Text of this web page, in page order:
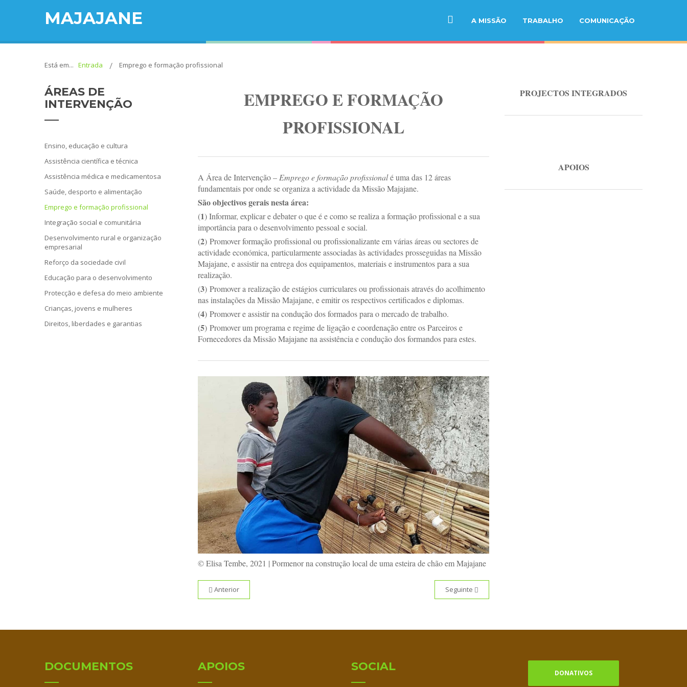
MAJAJANE A MISSÃO TRABALHO COMUNICAÇÃO
Está em... Entrada Emprego e formação profissional
EMPREGO E FORMAÇÃO
PROFISSIONAL
A Área de Intervenção – Emprego e formação profissionalé uma das 12 áreas
fundamentais por onde se organiza a actividade da Missão Majajane.
São objectivos gerais nesta área:
(1) Informar, explicar e debater o que é e como se realiza a formação profissional e a sua
importância para o desenvolvimento pessoal e social.
(2) Promover formação profissional ou profissionalizante em várias áreas ou sectores de
actividade económica, particularmente associadas às actividades prosseguidas na Missão
Majajane, e assistir na entrega dos equipamentos, materiais e instrumentos para a sua
realização.
(3) Promover a realização de estágios curriculares ou profissionais através do acolhimento
nas instalações da Missão Majajane, e emitir os respectivos certificados e diplomas.
(4) Promover e assistir na condução dos formados para o mercado de trabalho.
(5) Promover um programa e regime de ligação e coordenação entre os Parceiros e
Fornecedores da Missão Majajane na assistência e condução dos formandos para estes.
© Elisa Tembe, 2021 | Pormenor na construção local de uma esteira de chão em Majajane
Anterior Seguinte
ÁREAS DE
INTERVENÇÃO
Ensino, educação e cultura
Assistência científica e técnica
Assistência médica e medicamentosa
Saúde, desporto e alimentação
Emprego e formação profissional
Integração social e comunitária
Desenvolvimento rural e organização
empresarial
Reforço da sociedade civil
Educação para o desenvolvimento
Protecção e defesa do meio ambiente
Crianças, jovens e mulheres
Direitos, liberdades e garantias
PROJECTOS INTEGRADOS
APOIOS
DOCUMENTOS APOIOS SOCIAL DONATIVOS